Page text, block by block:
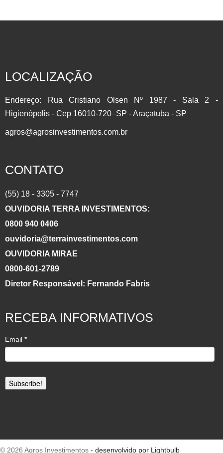
um determinado Ativo em uma Data Futura. Muito utilizado
para se proteger contra as oscilações de preço (HEDGE)
LOCALIZAÇÃO
Endereço: Rua Cristiano Olsen Nº 1987 - Sala 2 -
Higienópolis - Cep 16010-720–SP - Araçatuba - SP
agros@agrosinvestimentos.com.br
CONTATO
(55) 18 - 3305 - 7747
OUVIDORIA TERRA INVESTIMENTOS:
0800 940 0406
ouvidoria@terrainvestimentos.com
OUVIDORIA MIRAE
0800-601-2789
Diretor Responsável: Fernando Fabris
RECEBA INFORMATIVOS
Email *
© 2026 Agros Investimentos - desenvolvido por Lightbulb